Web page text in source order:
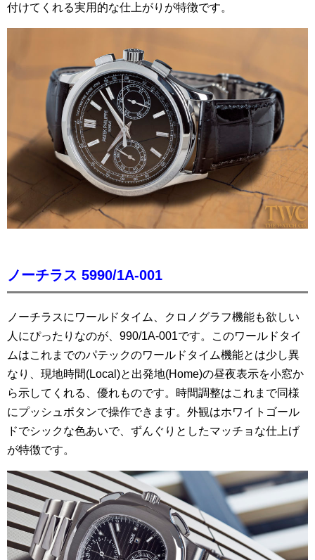
付けてくれる実用的な仕上がりが特徴です。
ノーチラス 5990/1A-001
ノーチラスにワールドタイム、クロノグラフ機能も欲しい
人にぴったりなのが、990/1A-001です。このワールドタイ
ムはこれまでのパテックのワールドタイム機能とは少し異
なり、現地時間(Local)と出発地(Home)の昼夜表示を小窓か
ら示してくれる、優れものです。時間調整はこれまで同様
にプッシュボタンで操作できます。外観はホワイトゴール
ドでシックな色あいで、ずんぐりとしたマッチョな仕上げ
が特徴です。